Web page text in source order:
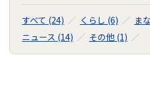
すべて (24) くらし (6)
ま
ニュース (14)
その他 (1)